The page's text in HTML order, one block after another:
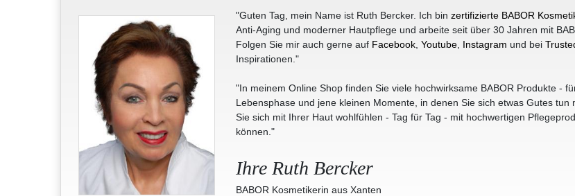
"Guten Tag, mein Name ist Ruth Bercker. Ich bin zertifizierte BABOR
Anti-Aging und moderner Hautpflege und arbeite seit über 30 Jahren mit
Folgen Sie mir auch gerne auf Facebook, Youtube, Instagram und bei
Inspirationen."
"In meinem Online Shop finden Sie viele hochwirksame BABOR Produkte -
Lebensphase und jene kleinen Momente, in denen Sie sich etwas Gutes tun
Sie sich mit Ihrer Haut wohlfühlen - Tag für Tag - mit hochwertigen
können."
Ihre Ruth Bercker
BABOR Kosmetikerin aus Xanten